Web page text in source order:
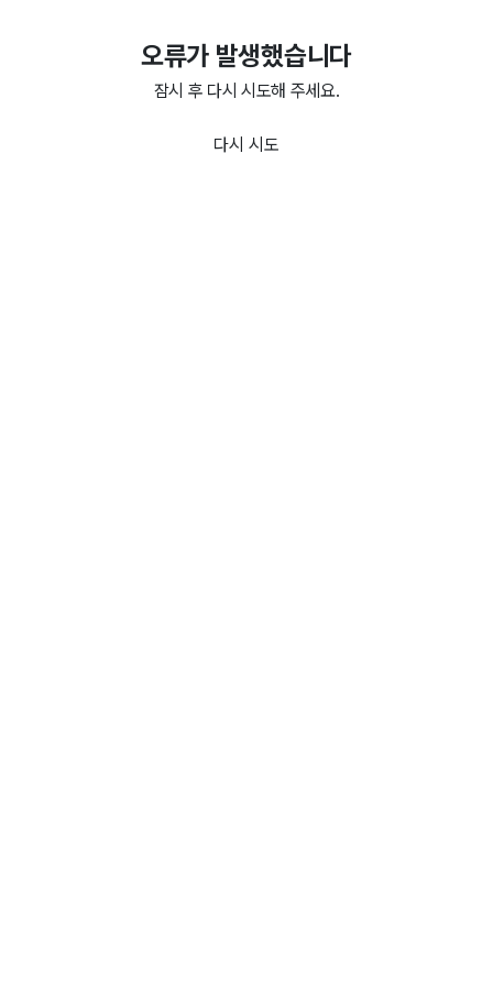
오류가 발생했습니다
잠시 후 다시 시도해 주세요.
다시 시도